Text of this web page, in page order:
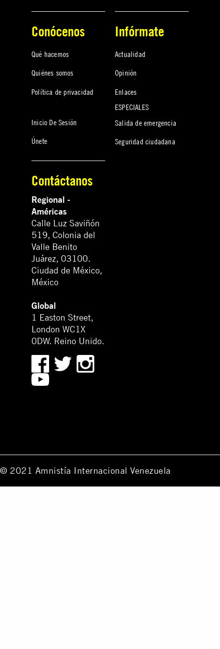
Conócenos
Qué hacemos
Quiénes somos
Política de privacidad
Inicio De Sesión
Únete
Infórmate
Actualidad
Opinión
Enlaces
ESPECIALES
Salida de emergencia
Seguridad ciudadana
Contáctanos
Regional -
Américas
Calle Luz Saviñón
519, Colonia del
Valle Benito
Juárez, 03100.
Ciudad de México,
México
Global
1 Easton Street,
London WC1X
0DW. Reino Unido.
© 2021 Amnistía Internacional Venezuela